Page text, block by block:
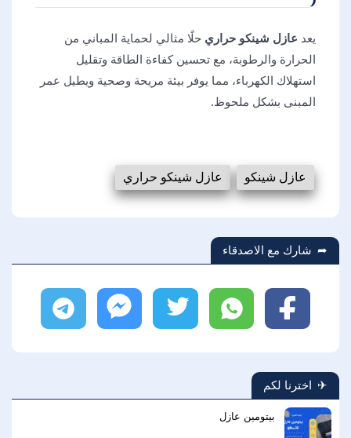
يعد عازل شينكو حراري حلًا مثالي لحماية المباني من
الحرارة والرطوبة، مع تحسين كفاءة الطاقة وتقليل
استهلاك الكهرباء، مما يوفر بيئة مريحة وصحية ويطيل عمر
المبنى بشكل ملحوظ.
عازل شينكو عازل شينكو حراري
شارك مع الاصدقاء
فيسبوك واتساب ماسنجر
اخترنا لكم
بيتومين عازل